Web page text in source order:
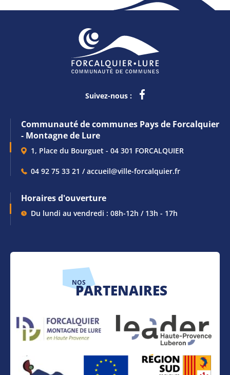
Suivez-nous :
Communauté de communes Pays de Forcalquier
- Montagne de Lure
1, Place du Bourguet - 04 301 FORCALQUIER
04 92 75 33 21 / accueil@ville-forcalquier.fr
Horaires d'ouverture
Du lundi au vendredi : 08h-12h / 13h - 17h
NOS
PARTENAIRES